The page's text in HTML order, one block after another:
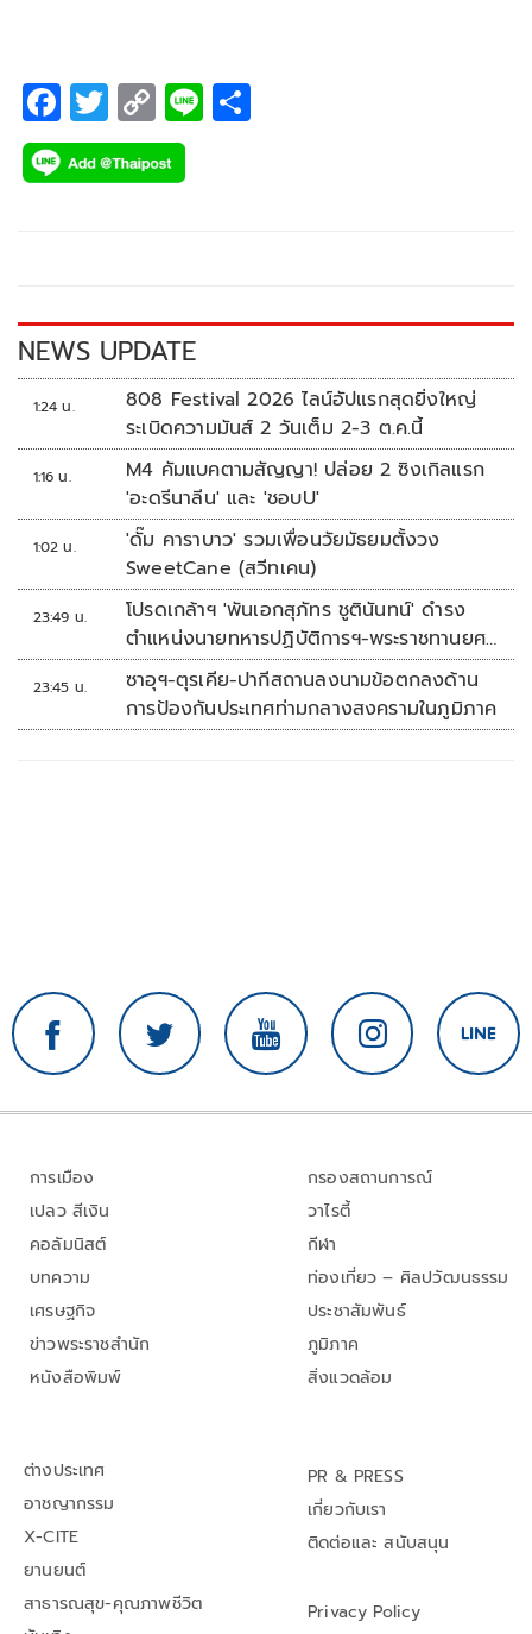
F
ac
e
k
T
wi
tt
C
o
p
k
Li
NEWS UPDATE
1:24 น.
808 Festival 2026 ไลน์อัปแรกสุดยิ่งใหญ่
ระเบิดความมันส์ 2 วันเต็ม 2-3 ต.ค.นี้
1:16 น.
M4 คัมแบคตามสัญญา! ปล่อย 2 ซิงเกิลแรก
'อะดรีนาลีน' และ 'ชอบU'
1:02 น.
'ดั๊ม คาราบาว' รวมเพื่อนวัยมัธยมตั้งวง
SweetCane (สวีทเคน)
23:49 น.
โปรดเกล้าฯ 'พันเอกสุภัทร ชูตินันทน์' ดำรง
ตำแหน่งนายทหารปฏิบัติการฯ-พระราชทานยศ
'พลตรี'
23:45 น.
ซาอุฯ-ตุรเคีย-ปากีสถานลงนามข้อตกลงด้าน
การป้องกันประเทศท่ามกลางสงครามในภูมิภาค
การเมือง
เปลว สีเงิน
คอลัมนิสต์
บทความ
เศรษฐกิจ
ข่าวพระราชสำนัก
หนังสือพิมพ์
กรองสถานการณ์
วาไรตี้
กีฬา
ท่องเที่ยว – ศิลปวัฒนธรรม
ประชาสัมพันธ์
ภูมิภาค
สิ่งแวดล้อม
ต่างประเทศ
อาชญากรรม
X-CITE
ยานยนต์
สาธารณสุข-คุณภาพชีวิต
PR & PRESS
เกี่ยวกับเรา
ติดต่อและ สนับสนุน
Privacy Policy